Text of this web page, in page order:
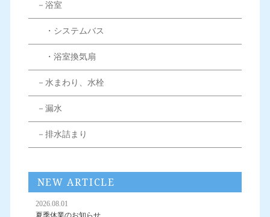
－浴室
・システムバス
・浴室換気扇
－水まわり、水栓
－漏水
－排水詰まり
NEW ARTICLE
2026.08.01
夏季休業のお知らせ